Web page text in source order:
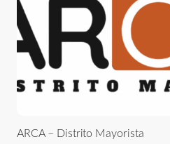
ARCA – Distrito Mayorista